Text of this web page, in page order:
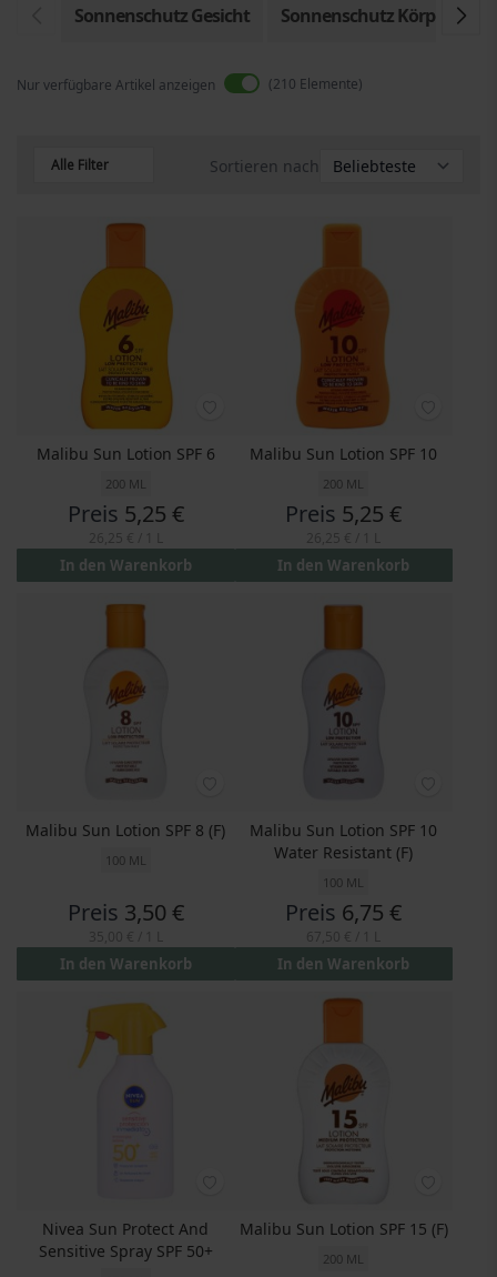
Sonnenschutz Gesicht Sonnenschutz Körper
Nur verfügbare Artikel anzeigen 210 Elemente
Alle Filter Sortieren nach
Malibu Sun Lotion SPF 6
200 ML
Preis 5,25 €
In den Warenkorb
Malibu Sun Lotion SPF 10
200 ML
Preis 5,25 €
In den Warenkorb
Malibu Sun Lotion SPF 8 (F)
100 ML
Preis 3,50 €
In den Warenkorb
Malibu Sun Lotion SPF 10
Water Resistant (F)
100 ML
Preis 6,75 €
In den Warenkorb
Nivea Sun Protect And
Sensitive Spray SPF 50+
Malibu Sun Lotion SPF 15 (F)
200 ML